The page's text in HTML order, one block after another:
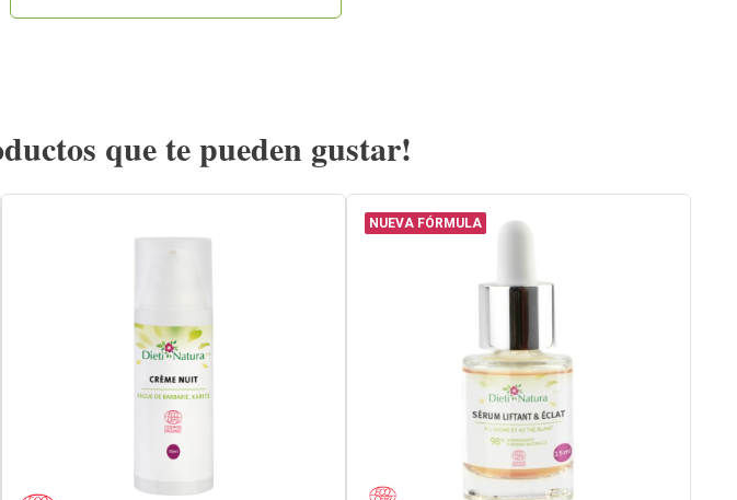
que te pueden gustar!
NUEVA FÓRMULA